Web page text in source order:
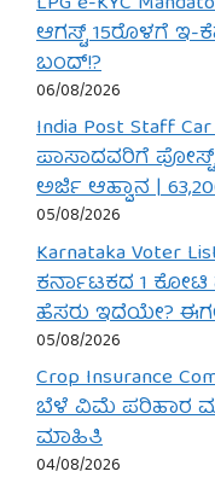
ಆಗಸ್ಟ್ 15ರೊಳಗೆ ಇ-
ಬಂದ್!?
06/08/2026
India Post Staff
ಪಾಸಾದವರಿಗೆ
ಅರ್ಜಿ ಆಹ್ವಾನ |
05/08/2026
Karnataka Voter
ಕರ್ನಾಟಕದ 1
ಹೆಸರು ಇದೆಯೇ?
05/08/2026
Crop Insurance
ಬೆಳೆ ವಿಮೆ ಪರಿಹಾರ
ಮಾಹಿತಿ
04/08/2026